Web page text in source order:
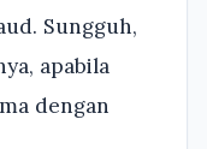
Sungguh,
apabila
dengan